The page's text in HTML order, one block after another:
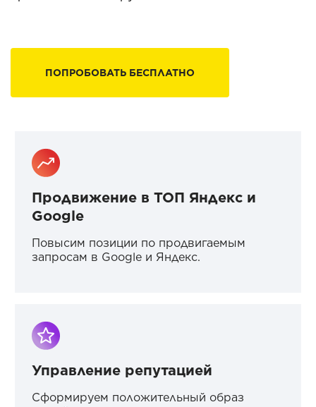
ПОПРОБОВАТЬ БЕСПЛАТНО
Продвижение в ТОП Яндекс и
Google
Повысим позиции по продвигаемым
запросам в Google и Яндекс.
Управление репутацией
Сформируем положительный образ